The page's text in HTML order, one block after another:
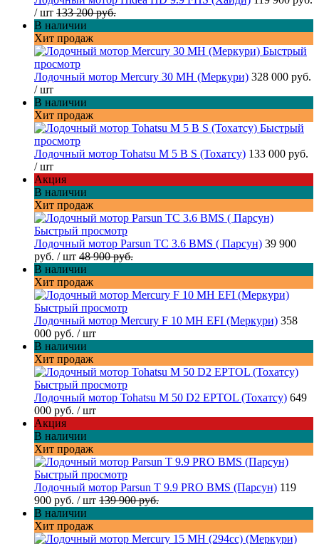
/ шт 133 200 руб.
В наличии
Хит продаж
Быстрый
просмотр
Лодочный мотор Mercury 30 MH (Меркури) 328 000 руб.
/ шт
В наличии
Хит продаж
Быстрый
просмотр
Лодочный мотор Tohatsu M 5 B S (Тохатсу) 133 000 руб.
/ шт
Акция
В наличии
Хит продаж
Быстрый просмотр
Лодочный мотор Parsun TC 3.6 BMS ( Парсун) 39 900
руб. / шт 48 900 руб.
В наличии
Хит продаж
Быстрый просмотр
Лодочный мотор Mercury F 10 MH EFI (Меркури) 358
000 руб. / шт
В наличии
Хит продаж
Быстрый просмотр
Лодочный мотор Tohatsu M 50 D2 EPTOL (Тохатсу) 649
000 руб. / шт
Акция
В наличии
Хит продаж
Быстрый просмотр
Лодочный мотор Parsun T 9.9 PRO BMS (Парсун) 119
900 руб. / шт 139 900 руб.
В наличии
Хит продаж